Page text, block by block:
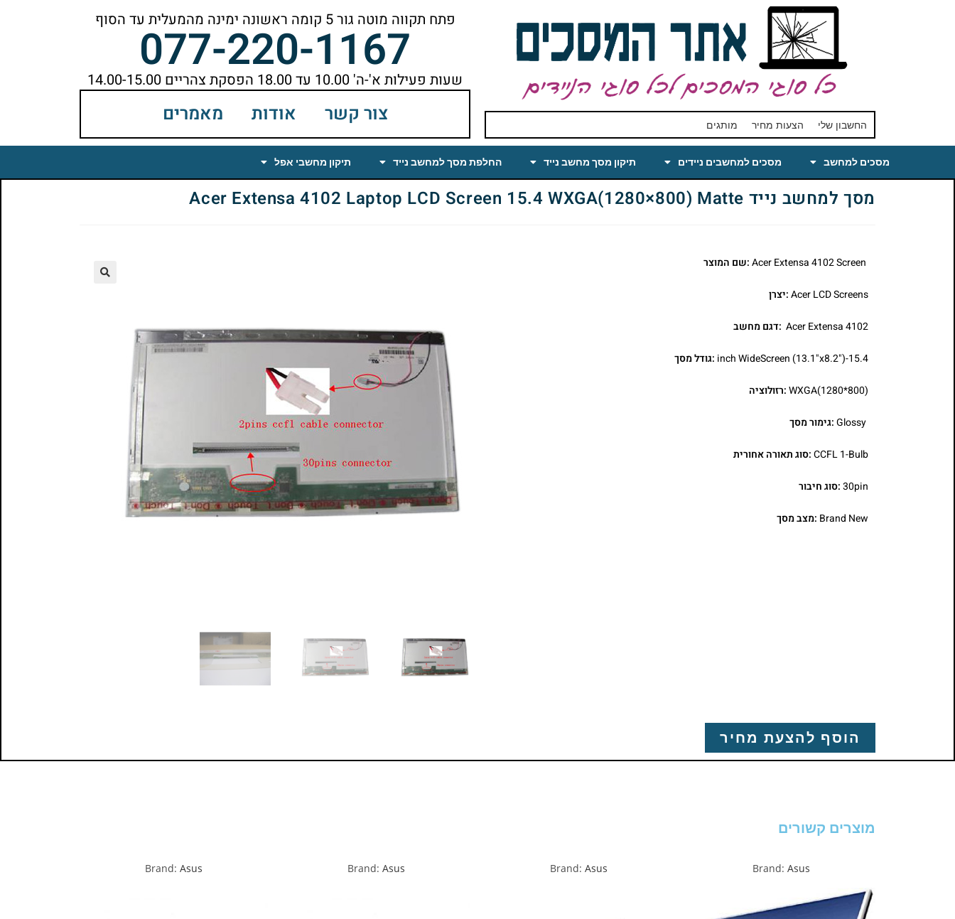
החשבון שלי הצעות מחיר מותגים
פתח תקווה מוטה גור 5 קומה ראשונה ימינה מהמעלית עד הסוף
077-220-1167שעות פעילות א'-ה' 10.00 עד 18.00 הפסקת צהריים 14.00-15.00
צור קשר אודות מאמרים
מסכים למחשב מסכים למחשבים ניידים תיקון מסך מחשב נייד החלפת מסך למחשב נייד תיקון מחשבי אפל
מסך למחשב נייד Acer Extensa 4102 Laptop LCD Screen 15.4 WXGA(1280×800) Matte
:שם המוצר
Acer LCD Screens:יצרן
Acer Extensa 4102 :דגם מחשב
15.4-inch WideScreen (13.1"x8.2") :גודל מסך
WXGA(1280*800):רזולוציה
Glossy:גימור מסך
CCFL 1-Bulb:סוג תאורה אחורית
30pin:סוג חיבור
Brand New :מצב מסך
הוסף להצעת מחיר
מוצרים קשורים
Brand: Asus
Brand: Asus
Brand: Asus
Brand: Asus